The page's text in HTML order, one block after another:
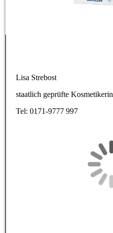
Lisa Strebost
staatlich geprüfte Kosmetikerin
Tel: 0171-9777 997